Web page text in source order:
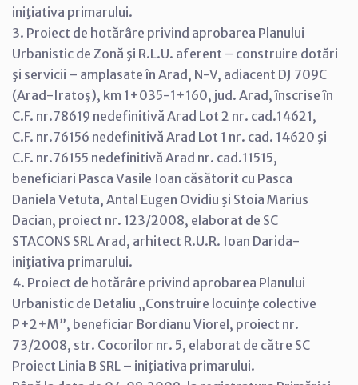
iniţiativa primarului.
3. Proiect de hotărâre privind aprobarea Planului
Urbanistic de Zonă şi R.L.U. aferent – construire dotări
şi servicii – amplasate în Arad, N-V, adiacent DJ 709C
(Arad-Iratoş), km 1+035-1+160, jud. Arad, înscrise în
C.F. nr.78619 nedefinitivă Arad Lot 2 nr. cad.14621,
C.F. nr.76156 nedefinitivă Arad Lot 1 nr. cad. 14620 şi
C.F. nr.76155 nedefinitivă Arad nr. cad.11515,
beneficiari Pasca Vasile Ioan căsătorit cu Pasca
Daniela Vetuta, Antal Eugen Ovidiu şi Stoia Marius
Dacian, proiect nr. 123/2008, elaborat de SC
STACONS SRL Arad, arhitect R.U.R. Ioan Darida-
iniţiativa primarului.
4. Proiect de hotărâre privind aprobarea Planului
Urbanistic de Detaliu „Construire locuinţe colective
P+2+M”, beneficiar Bordianu Viorel, proiect nr.
73/2008, str. Cocorilor nr. 5, elaborat de către SC
Proiect Linia B SRL – iniţiativa primarului.